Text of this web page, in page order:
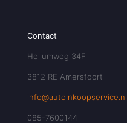
Contact
Heliumweg 34F
3812 RE Amersfoort
info@autoinkoopservice.nl
085-7600144